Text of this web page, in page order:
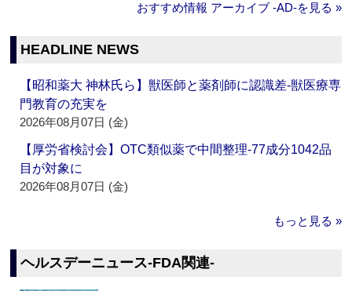
おすすめ情報 アーカイブ ‐AD‐を見る »
HEADLINE NEWS
【昭和薬大 神林氏ら】獣医師と薬剤師に認識差‐獣医療専
門教育の充実を
2026年08月07日 (金)
【厚労省検討会】OTC類似薬で中間整理‐77成分1042品
目が対象に
2026年08月07日 (金)
もっと見る »
ヘルスデーニュース‐FDA関連‐